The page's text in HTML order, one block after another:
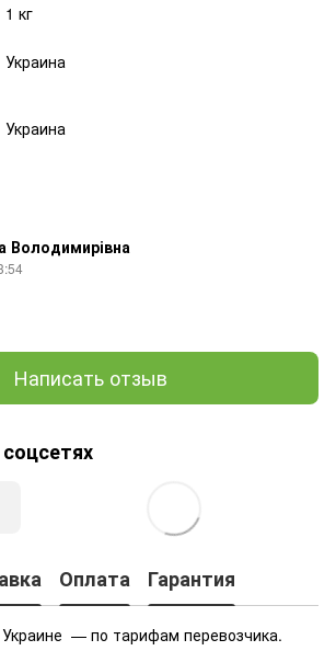
1 кг
Украина
Украина
Володимирівна
Написать отзыв
Оплата Гарантия
— по тарифам перевозчика.